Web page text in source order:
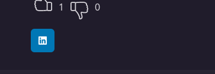
1 0
LinkedIn